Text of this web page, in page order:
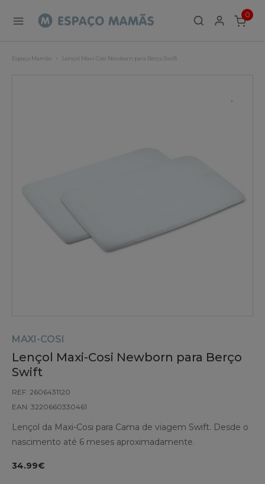
0
ITEMS
Espaço Mamãs Lençol Maxi-Cosi Newborn para Berço Swift
MAXI-COSI
Lençol Maxi-Cosi Newborn para Berço
Swift
REF: 2606431120
EAN: 3220660330461
Lençol da Maxi-Cosi para Cama de viagem Swift. Desde o
nascimento até 6 meses aproximadamente.
34.99€